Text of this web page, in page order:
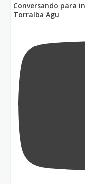
Conversando para
Torralba Agu